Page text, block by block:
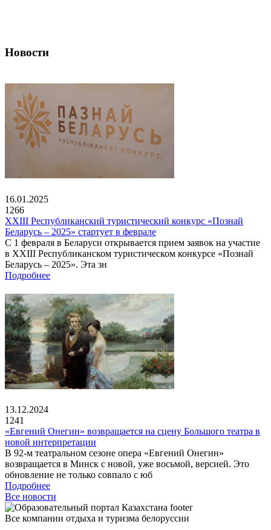
Новости
16.01.2025
1266
XXIII Республиканский туристический конкурс «Познай
Беларусь – 2025» стартует в феврале
С 1 февраля в Беларуси открывается прием заявок на участие
в XXIII Республиканском туристическом конкурсе «Познай
Беларусь – 2025». Эта зн
Подробнее
13.12.2024
1241
«Евгений Онегин» возвращается на сцену Большого театра в
новой интерпретации
В 92-м театральном сезоне опера «Евгений Онегин»
возвращается в Минск с новой, уже восьмой, версией. Это
обновление не только совпало с юб
Подробнее
Все новости
Все компании отдыха и туризма белоруссии